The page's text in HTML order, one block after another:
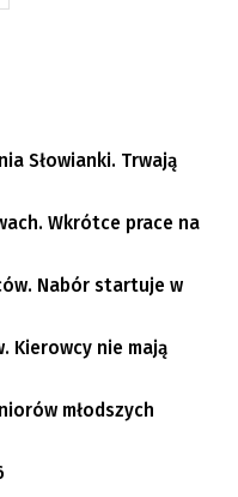
Słowianki. Trwają
Wkrótce prace na
Nabór startuje w
Kierowcy nie mają
młodszych